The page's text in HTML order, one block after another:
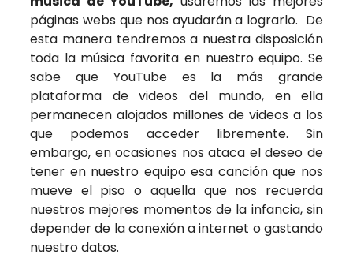
páginas webs que nos ayudarán a lograrlo. De
esta manera tendremos a nuestra disposición
toda la música favorita en nuestro equipo. Se
sabe que YouTube es la más grande
plataforma de videos del mundo, en ella
permanecen alojados millones de videos a los
que podemos acceder libremente. Sin
embargo, en ocasiones nos ataca el deseo de
tener en nuestro equipo esa canción que nos
mueve el piso o aquella que nos recuerda
nuestros mejores momentos de la infancia, sin
depender de la conexión a internet o gastando
nuestro datos.